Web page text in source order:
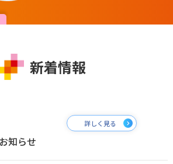
新着情報
知らせ
詳しく見る